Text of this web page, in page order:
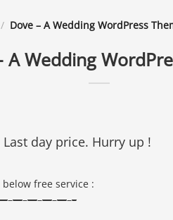
/ Dove – A Wedding WordPress
A Wedding
day price. Hurry up !
free service :
–—–—–—–—––